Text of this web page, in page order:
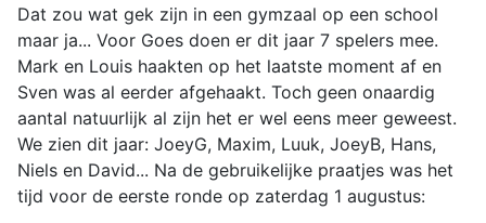
Dat zou wat gek zijn in een gymzaal op een school
maar ja... Voor Goes doen er dit jaar 7 spelers mee.
Mark en Louis haakten op het laatste moment af en
Sven was al eerder afgehaakt. Toch geen onaardig
aantal natuurlijk al zijn het er wel eens meer geweest.
We zien dit jaar: JoeyG, Maxim, Luuk, JoeyB, Hans,
Niels en David... Na de gebruikelijke praatjes was het
tijd voor de eerste ronde op zaterdag 1 augustus: